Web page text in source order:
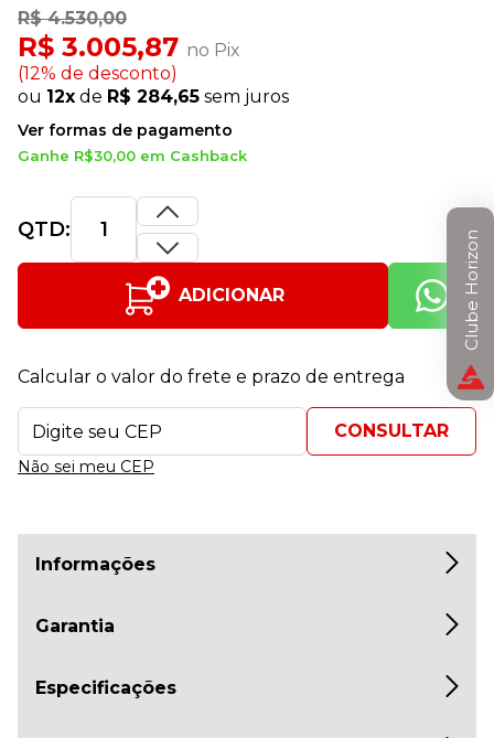
R$ 4.530,00
R$ 3.005,87 no Pix
(12% de desconto)
ou 12x de R$ 284,65 sem juros
Ver formas de pagamento
Ganhe R$30,00 em Cashback
QTD:
ADICIONAR
Calcular o valor do frete e prazo de entrega
Não sei meu CEP
Informações
Garantia
Especificações
Clube Horizon